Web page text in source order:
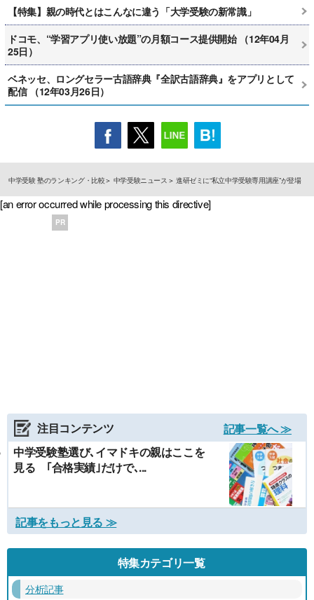
【特集】親の時代とはこんなに違う「大学受験の新常識」
ドコモ、“学習アプリ使い放題”の月額コース提供開始 （12年04月
25日）
ベネッセ、ロングセラー古語辞典『全訳古語辞典』をアプリとして
配信 （12年03月26日）
中学受験 塾のランキング・比較 中学受験ニュース 進研ゼミに“私立中学受験専用講座”が登場
[an error occurred while processing this directive]
PR
注目コンテンツ
記事一覧へ ≫
中学受験塾選び､イマドキの親はここを
見る ｢合格実績｣だけで､...
記事をもっと見る ≫
特集カテゴリ一覧
分析記事